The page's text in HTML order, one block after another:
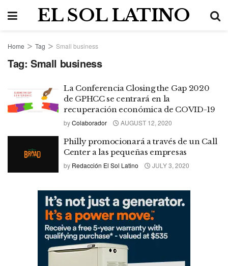
EL SOL LATINO
Home Tag Small business
Tag: Small business
La Conferencia Closing the Gap 2020
de GPHCC se centrará en la
recuperación económica de COVID-19
byColaborador AUGUST 12, 2020
Philly promocionará a través de un Call
Center a las pequeñas empresas
by Redacción El Sol Latino JULY 3, 2020